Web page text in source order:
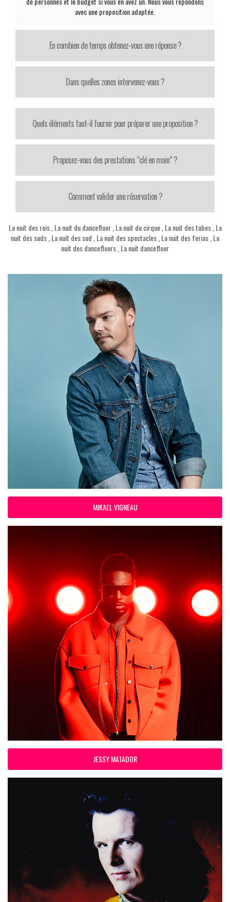
avec une proposition adaptée.
En combien de temps obtenez-vous une réponse ?
Dans quelles zones intervenez-vous ?
Quels éléments faut-il fournir pour préparer une proposition ?
Proposez-vous des prestations “clé en main” ?
Comment valider une réservation ?
La nuit des rois, La nuit du dancefloor, La nuit du cirque, La nuit des tubes, La
nuit des suds La nuit des sud La nuit des spectacles La nuit des ferias La
nuit des dancefloors La nuit dancefloor
MIKAEL VIGNEAU
JESSY MATADOR